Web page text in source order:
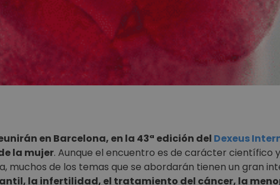
en Barcelona, en la 43ª edición del Dexeus
la mujer. Aunque el encuentro es de carácter científico
muchos de los temas que se abordarán tienen un gran
la infertilidad, el tratamiento del cáncer, la